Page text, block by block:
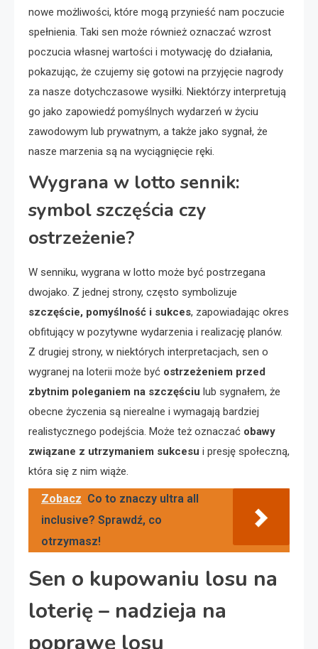
nowe możliwości, które mogą przynieść nam poczucie
spełnienia. Taki sen może również oznaczać wzrost
poczucia własnej wartości i motywację do działania,
pokazując, że czujemy się gotowi na przyjęcie nagrody
za nasze dotychczasowe wysiłki. Niektórzy interpretują
go jako zapowiedź pomyślnych wydarzeń w życiu
zawodowym lub prywatnym, a także jako sygnał, że
nasze marzenia są na wyciągnięcie ręki.
Wygrana w lotto sennik:
symbol szczęścia czy
ostrzeżenie?
W senniku, wygrana w lotto może być postrzegana
dwojako. Z jednej strony, często symbolizuje
szczęście, pomyślność i sukces, zapowiadając okres
obfitujący w pozytywne wydarzenia i realizację planów.
Z drugiej strony, w niektórych interpretacjach, sen o
wygranej na loterii może być ostrzeżeniem przed
zbytnim poleganiem na szczęściu lub sygnałem, że
obecne życzenia są nierealne i wymagają bardziej
realistycznego podejścia. Może też oznaczać obawy
związane z utrzymaniem sukcesu i presję społeczną,
która się z nim wiąże.
Zobacz Co to znaczy ultra all
inclusive? Sprawdź, co
otrzymasz!
Sen o kupowaniu losu na
loterię – nadzieja na
poprawę losu